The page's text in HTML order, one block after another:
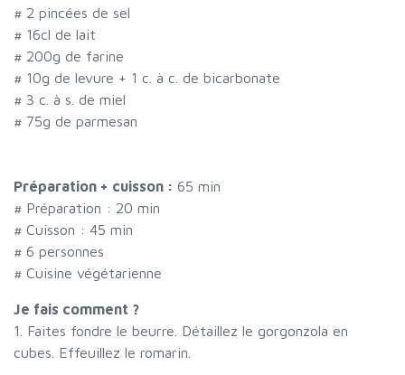
# 2 pincées de sel
# 16cl de lait
# 200g de farine
# 10g de levure + 1 c. à c. de bicarbonate
# 3 c. à s. de miel
# 75g de parmesan
Préparation + cuisson : 65 min
# Préparation : 20 min
# Cuisson : 45 min
# 6 personnes
# Cuisine végétarienne
Je fais comment ?
1. Faites fondre le beurre. Détaillez le gorgonzola en
cubes. Effeuillez le romarin.